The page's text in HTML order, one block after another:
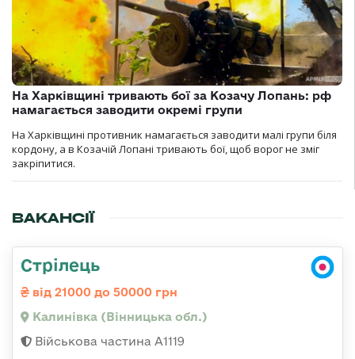
На Харківщині тривають бої за Козачу Лопань: рф
намагається заводити окремі групи
На Харківщині противник намагається заводити малі групи біля
кордону, а в Козачій Лопані тривають бої, щоб ворог не зміг
закріпитися.
ВАКАНСІЇ
Стрілець
від 21000 до 50000 грн
Калинівка (Вінницька обл.)
Військова частина А1119